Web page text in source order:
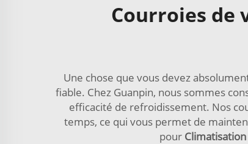
Courroies de
Une chose que vous devez
fiable. Chez Guanpin, nous sommes
efficacité de refroidissement. Nos
temps, ce qui vous permet de
pour